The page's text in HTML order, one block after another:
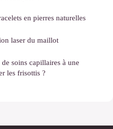
en pierres naturelles
laser du maillot
soins capillaires à une
les frisottis ?